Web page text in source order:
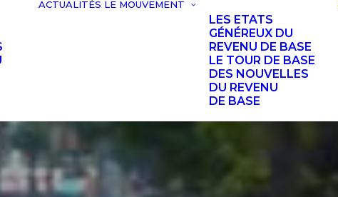
ACTUALITÉS LE MOUVEMENT
LES ETATS
GÉNÉREUX DU
REVENU DE BASE
LE TOUR DE BASE
DES NOUVELLES
DU REVENU
DE BASE